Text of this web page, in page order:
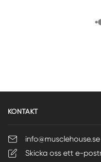
KONTAKT
info@musclehouse.se
Skicka oss ett e-